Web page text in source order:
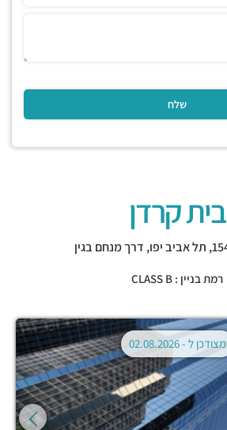
בית קרדן
תל אביב יפו, דרך מנחם בגין
רמת בניין : CLASS B
מצודכן ל -02.08.2026